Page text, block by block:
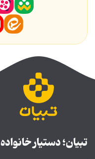
تبیان؛ دستیار خانواده